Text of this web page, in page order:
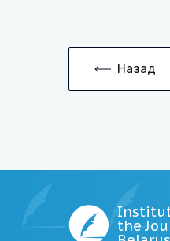
Назад
the